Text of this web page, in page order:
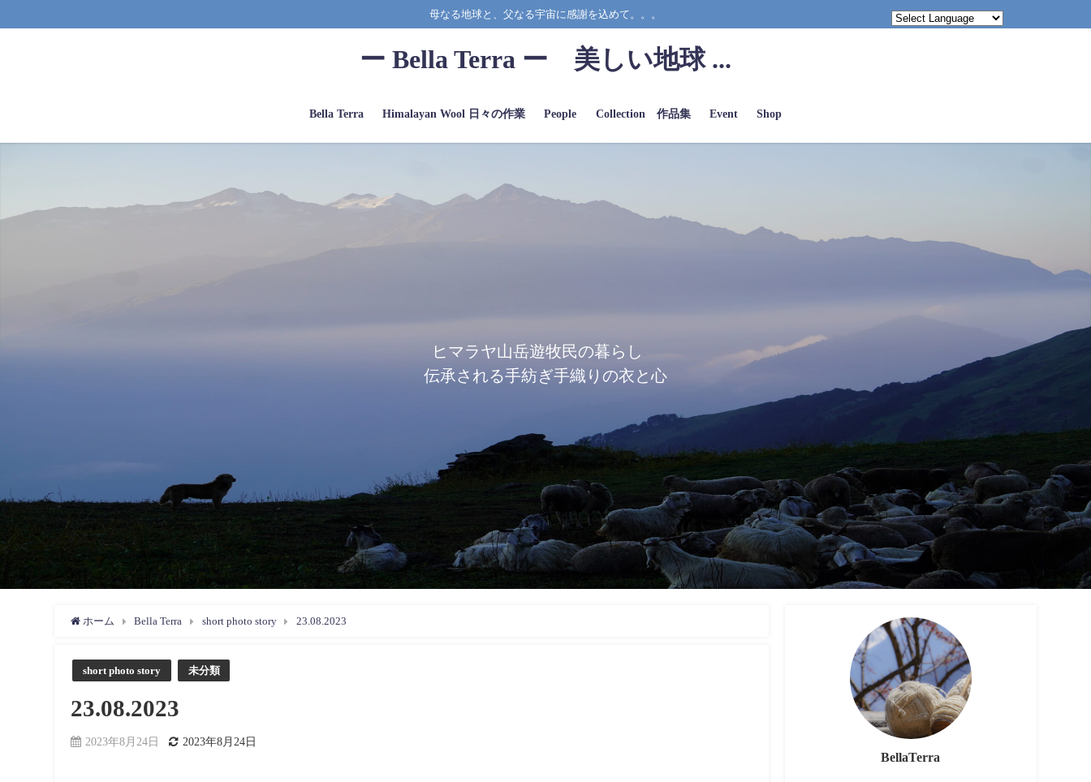
母なる地球と、父なる宇宙に感謝を込めて。。。
ー Bella Terra ー 美しい地球 ...
Bella Terra Himalayan Wool 日々の作業 People Collection 作品集 Event Shop
ヒマラヤ山岳遊牧民の暮らし
伝承される手紡ぎ手織りの衣と心
ホーム Bella Terra short photo story 23.08.2023
short photo story 未分類
23.08.2023
2023年8月24日 2023年8月24日
BellaTerra